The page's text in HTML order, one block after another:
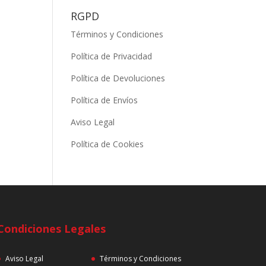
RGPD
Términos y Condiciones
Política de Privacidad
Política de Devoluciones
Política de Envíos
Aviso Legal
Política de Cookies
Legales
Aviso Legal Términos y Condiciones